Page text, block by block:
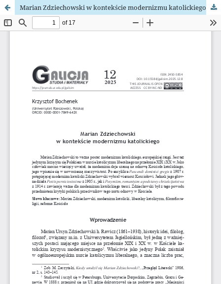
Marian Zdziechowski w kontekście modernizmu katolickiego